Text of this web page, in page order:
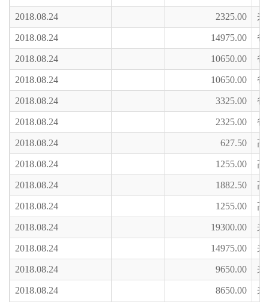
2018.08.24 2325.00 来
2018.08.24 14975.00 爸
2018.08.24 10650.00 爸
2018.08.24 10650.00 爸
2018.08.24 3325.00 爸
2018.08.24 2325.00 爸
2018.08.24 627.50 高
2018.08.24 1255.00 高
2018.08.24 1882.50 高
2018.08.24 1255.00 高
2018.08.24 19300.00 来
2018.08.24 14975.00 来
2018.08.24 9650.00 来
2018.08.24 8650.00 来